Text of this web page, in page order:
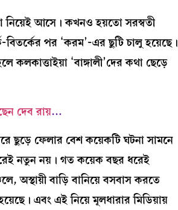
নিয়েই আসে। কখনও হয়তো সরস্বতী
পর ‘করম’-এর ছুটি চালু হয়েছে।
‘বাঙ্গালী’দের কথা ছেড়ে
দেব রায়…
ছুড়ে ফেলার বেশ কয়েকটি ঘটনা সামনে
নতুন নয়। গত কয়েক বছর ধরেই
অস্থায়ী বাড়ি বানিয়ে বসবাস করতে
এবং এই নিয়ে মূলধারার মিডিয়ায়